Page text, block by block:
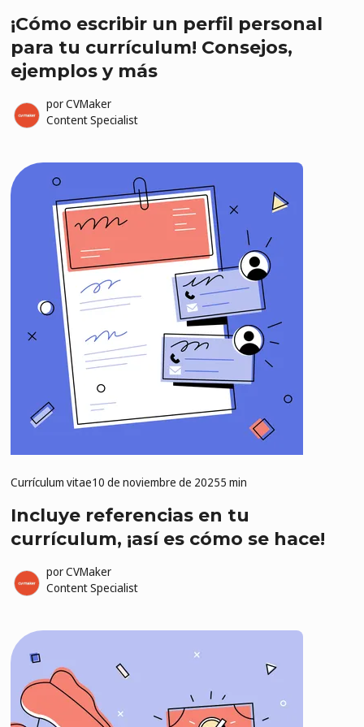
¡Cómo escribir un perfil personal
para tu currículum! Consejos,
ejemplos y más
porCVMaker
Content Specialist
Incluye referencias en tu
currículum, ¡así es cómo se hace!
Currículum vitae10 de noviembre de 20255 min
porCVMaker
Content Specialist